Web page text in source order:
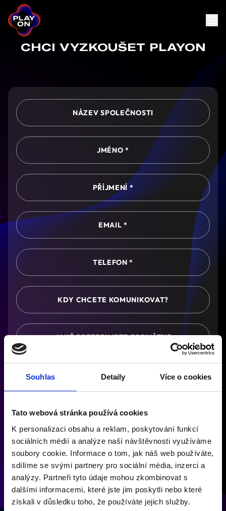
Souhlas Detaily Více o cookies
Tato webová stránka používá cookies
K personalizaci obsahu a reklam, poskytování funkcí
sociálních médií a analýze naší návštěvnosti využíváme
soubory cookie. Informace o tom, jak náš web používáte,
sdílíme se svými partnery pro sociální média, inzerci a
analýzy. Partneři tyto údaje mohou zkombinovat s
dalšími informacemi, které jste jim poskytli nebo které
získali v důsledku toho, že používáte jejich služby.
CHCI VYZKOUŠET PLAYON
OSOBNÍCH ÚDAJŮ
A SE ZASÍLÁNÍM
OBCHODNÍCH SDĚLENÍ A NEWSLETTERŮ.
OCHRANY OSOBNÍCH ÚDAJŮASMLUVNÍ PODMÍNKY SPOLEČNOSTI
GOOGLE.